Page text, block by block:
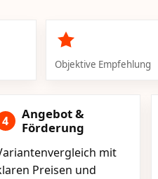
Objektive Empfehlung
4
Angebot &
Förderung
mit
Preisen und